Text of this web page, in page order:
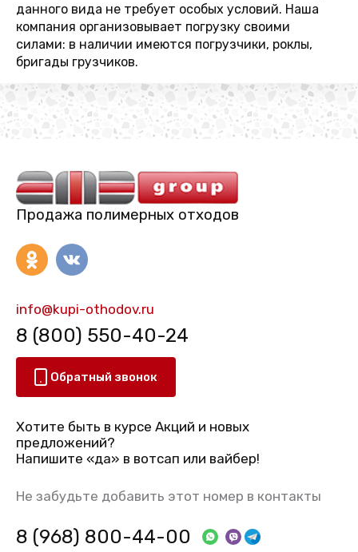
данного вида не требует особых условий. Наша
компания организовывает погрузку своими
силами: в наличии имеются погрузчики, роклы,
бригады грузчиков.
Продажа полимерных отходов
info@kupi-othodov.ru
8 (800) 550-40-24
Обратный звонок
Хотите быть в курсе Акций и новых
предложений?
Напишите «да» в вотсап или вайбер!
Не забудьте добавить этот номер в контакты
8 (968) 800-44-00